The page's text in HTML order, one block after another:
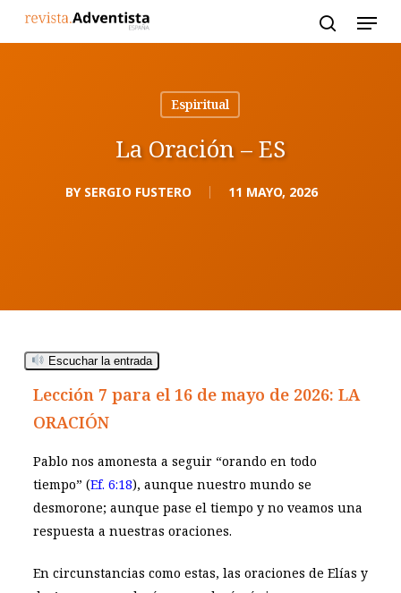
Espiritual
La Oración – ES
BY SERGIO FUSTERO 11 MAYO, 2026
Escuchar la entrada
Lección 7 para el 16 de mayo de 2026: LA
ORACIÓN
Pablo nos amonesta a seguir “orando en todo
tiempo” (Ef. 6:18), aunque nuestro mundo se
desmorone; aunque pase el tiempo y no veamos una
respuesta a nuestras oraciones.
En circunstancias como estas, las oraciones de Elías y